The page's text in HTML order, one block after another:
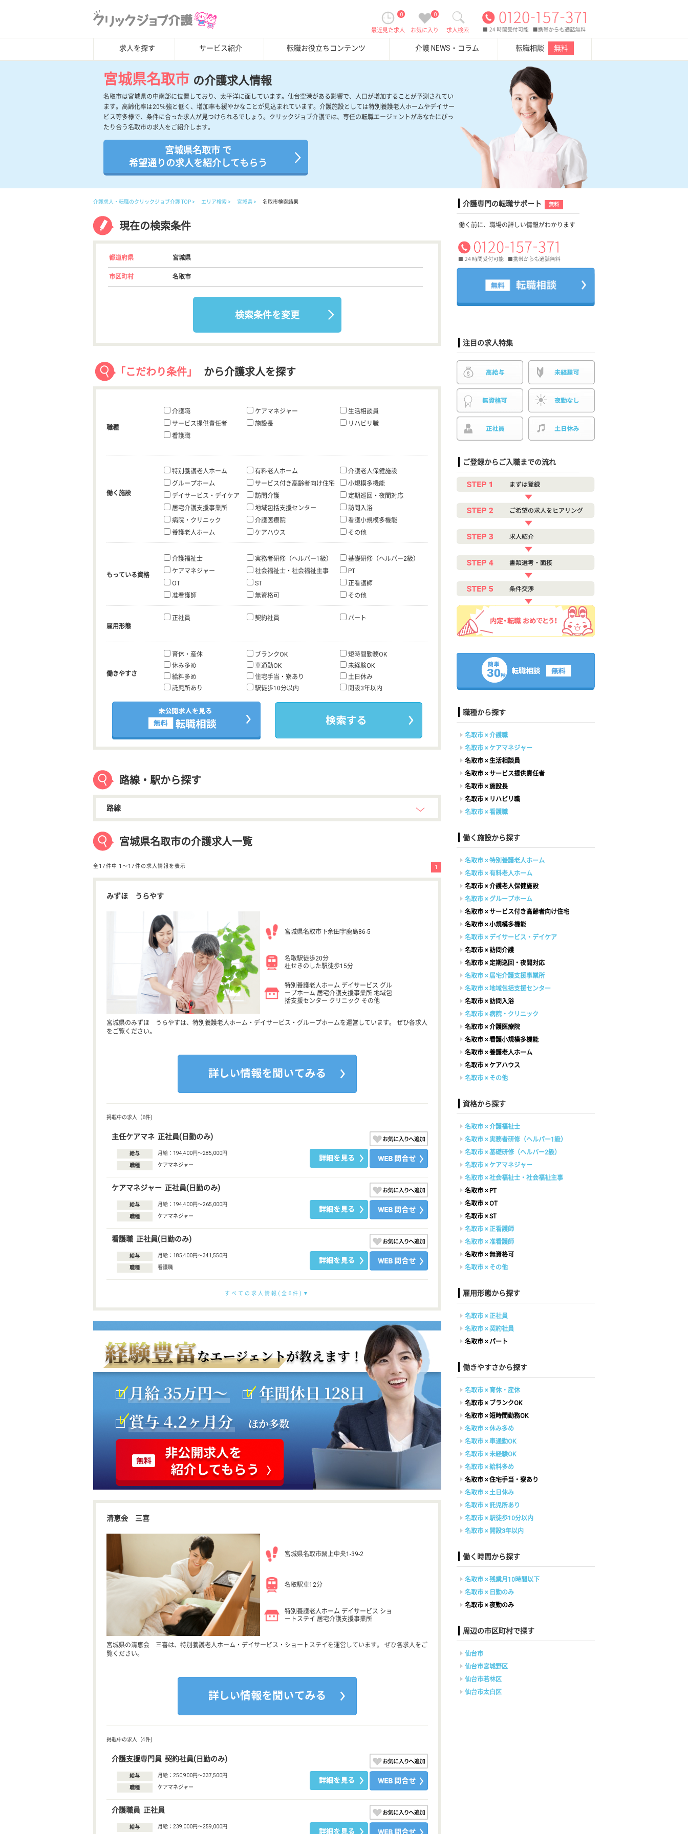
求人検索
0
お気に入り
0
最近見た求人
求人を探す サービス紹介 転職お役立ちコンテンツ 介護 NEWS・コラム 転職相談 無料
宮城県名取市 の介護求人情報
名取市は宮城県の中南部に位置しており、太平洋に面しています。仙台空港がある影響で、人口が増加することが予測されてい
ます。高齢化率は20％強と低く、増加率も緩やかなことが見込まれています。介護施設としては特別養護老人ホームやデイサー
ビス等多様で、条件に合った求人が見つけられるでしょう。クリックジョブ介護では、専任の転職エージェントがあなたにぴっ
たり合う名取市の求人をご紹介します。
宮城県名取市 で
希望通りの求人を紹介してもらう
介護求人・転職のクリックジョブ介護 TOP エリア検索 宮城県 名取市検索結果
現在の検索条件
都道府県 宮城県
市区町村 名取市
検索条件を変更
「こだわり条件」 から介護求人を探す
職種
介護職 ケアマネジャー
生活相談員
サービス提供責任者
施設長
リハビリ職
看護職
働く施設
特別養護老人ホーム 有料老人ホーム
介護老人保健施設
グループホーム
サービス付き高齢者向け住宅
小規模多機能
デイサービス・デイケア
訪問介護
定期巡回・夜間対応
居宅介護支援事業所
地域包括支援センター
訪問入浴
病院・クリニック
介護医療院
看護小規模多機能
養護老人ホーム
ケアハウス その他
もっている資格
介護福祉士 実務者研修（ヘルパー1級）
基礎研修（ヘルパー2級）
ケアマネジャー
社会福祉士・社会福祉主事
PT
OT
ST
正看護師
准看護師
無資格可 その他
雇用形態
正社員 契約社員 パート
働きやすさ
育休・産休 ブランクOK
短時間勤務OK
休み多め
車通勤OK
未経験OK
給料多め
住宅手当・寮あり
土日休み
託児所あり
駅徒歩10分以内 開設3年以内
路線・駅から探す
路線
宮城県名取市の介護求人一覧
全17件中 1〜17件の求人情報を表示 1
みずほ うらやす
宮城県名取市下余田字鹿島86-5
名取駅徒歩20分
杜せきのした駅徒歩15分
特別養護老人ホーム デイサービス グル
ープホーム 居宅介護支援事業所 地域包
括支援センター クリニック その他
宮城県のみずほ うらやすは、特別養護老人ホーム・デイサービス・グループホームを運営しています。 ぜひ各求人
をご覧ください。
掲載中の求人（6件)
主任ケアマネ 正社員(日勤のみ)
給与 月給：194,400円〜285,000円
職種 ケアマネジャー
ケアマネジャー 正社員(日勤のみ)
給与 月給：194,400円〜265,000円
職種 ケアマネジャー
看護職 正社員(日勤のみ)
給与 月給：185,400円〜341,550円
職種 看護職
すべての求人情報(全6件)
清恵会 三喜
宮城県名取市閖上中央1-39-2
名取駅車12分
特別養護老人ホーム デイサービス ショ
ートステイ 居宅介護支援事業所
宮城県の清恵会 三喜は、特別養護老人ホーム・デイサービス・ショートステイを運営しています。 ぜひ各求人をご
覧ください。
掲載中の求人（4件)
介護支援専門員 契約社員(日勤のみ)
給与 月給：250,900円〜337,500円
職種 ケアマネジャー
介護職員 正社員
給与 月給：239,000円〜259,000円
介護専門の転職サポート 無料
働く前に、職場の詳しい情報がわかります
注目の求人特集
ご登録からご入職までの流れ
職種から探す
名取市 × 介護職
名取市 × ケアマネジャー
名取市 × 生活相談員
名取市 × サービス提供責任者
名取市 × 施設長
名取市 × リハビリ職
名取市 × 看護職
働く施設から探す
名取市 × 特別養護老人ホーム
名取市 × 有料老人ホーム
名取市 × 介護老人保健施設
名取市 × グループホーム
名取市 × サービス付き高齢者向け住宅
名取市 × 小規模多機能
名取市 × デイサービス・デイケア
名取市 × 訪問介護
名取市 × 定期巡回・夜間対応
名取市 × 居宅介護支援事業所
名取市 × 地域包括支援センター
名取市 × 訪問入浴
名取市 × 病院・クリニック
名取市 × 介護医療院
名取市 × 看護小規模多機能
名取市 × 養護老人ホーム
名取市 × ケアハウス
名取市 × その他
資格から探す
名取市 × 介護福祉士
名取市 × 実務者研修（ヘルパー1級）
名取市 × 基礎研修（ヘルパー2級）
名取市 × ケアマネジャー
名取市 × 社会福祉士・社会福祉主事
名取市 × PT
名取市 × OT
名取市 × ST
名取市 × 正看護師
名取市 × 准看護師
名取市 × 無資格可
名取市 × その他
雇用形態から探す
名取市 × 正社員
名取市 × 契約社員
名取市 × パート
働きやすさから探す
名取市 × 育休・産休
名取市 × ブランクOK
名取市 × 短時間勤務OK
名取市 × 休み多め
名取市 × 車通勤OK
名取市 × 未経験OK
名取市 × 給料多め
名取市 × 住宅手当・寮あり
名取市 × 土日休み
名取市 × 託児所あり
名取市 × 駅徒歩10分以内
名取市 × 開設3年以内
働く時間から探す
名取市 × 残業月10時間以下
名取市 × 日勤のみ
名取市 × 夜勤のみ
周辺の市区町村で探す
仙台市
仙台市宮城野区
仙台市若林区
仙台市太白区